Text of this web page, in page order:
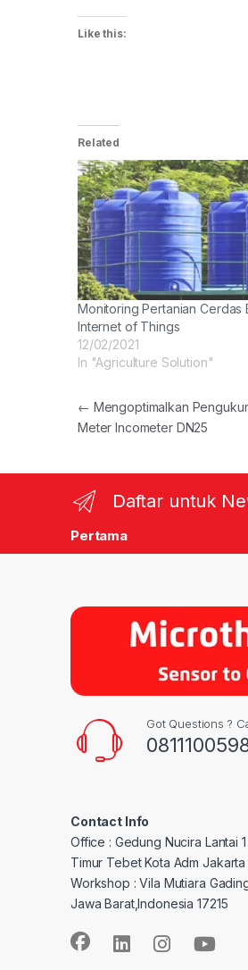
Like this:
Related
Monitoring Pertanian Cerdas
Internet of Things
12/02/2021
In "Agriculture Solution"
Post
← Mengoptimalkan
Meter Incometer DN25
Daftar untuk
Pertama
Got Questions ?
Contact Info
Office : Gedung Nucira Lantai
Timur Tebet Kota Adm Jakarta
Workshop : Vila Mutiara
Jawa Barat,Indonesia 17215